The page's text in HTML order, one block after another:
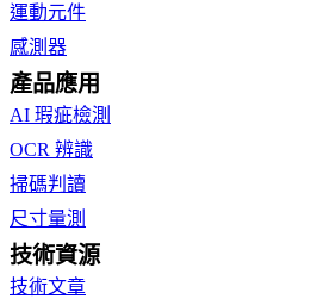
運動元件
感測器
產品應用
AI 瑕疵檢測
OCR 辨識
掃碼判讀
尺寸量測
技術資源
技術文章